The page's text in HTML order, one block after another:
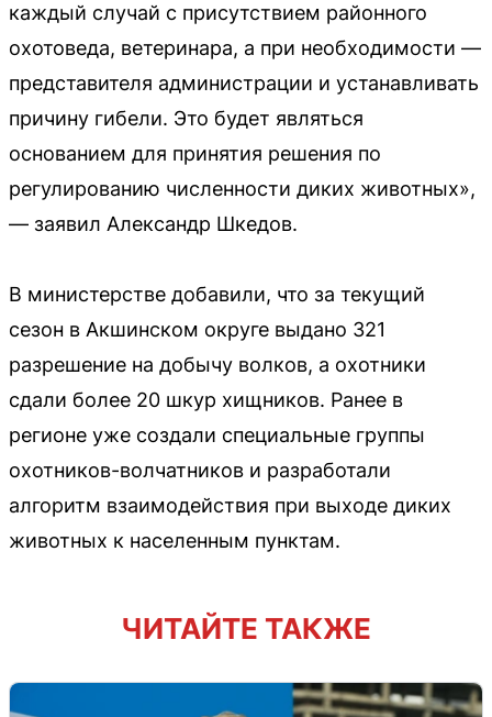
каждый случай с присутствием районного
охотоведа, ветеринара, а при необходимости —
представителя администрации и устанавливать
причину гибели. Это будет являться
основанием для принятия решения по
регулированию численности диких животных»,
— заявил Александр Шкедов.
В министерстве добавили, что за текущий
сезон в Акшинском округе выдано 321
разрешение на добычу волков, а охотники
сдали более 20 шкур хищников. Ранее в
регионе уже создали специальные группы
охотников-волчатников и разработали
алгоритм взаимодействия при выходе диких
животных к населенным пунктам.
ЧИТАЙТЕ ТАКЖЕ